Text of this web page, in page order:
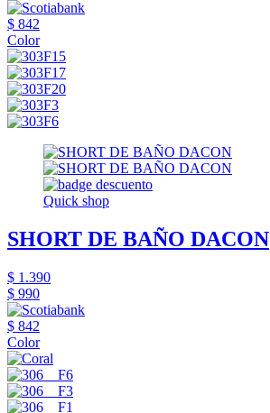
$ 842
Color
Quick shop
SHORT DE BAÑO DACON
$ 1.390
$ 990
$ 842
Color